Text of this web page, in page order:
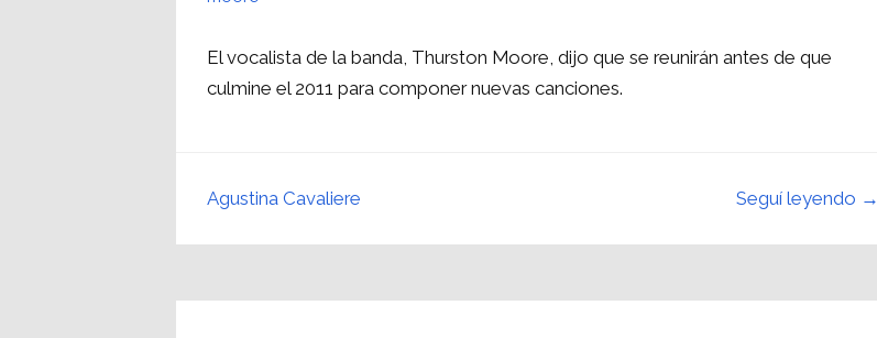
El vocalista de la banda, Thurston Moore, dijo que se reunirán antes de que
culmine el 2011 para componer nuevas canciones.
Seguí leyendo →
Agustina Cavaliere